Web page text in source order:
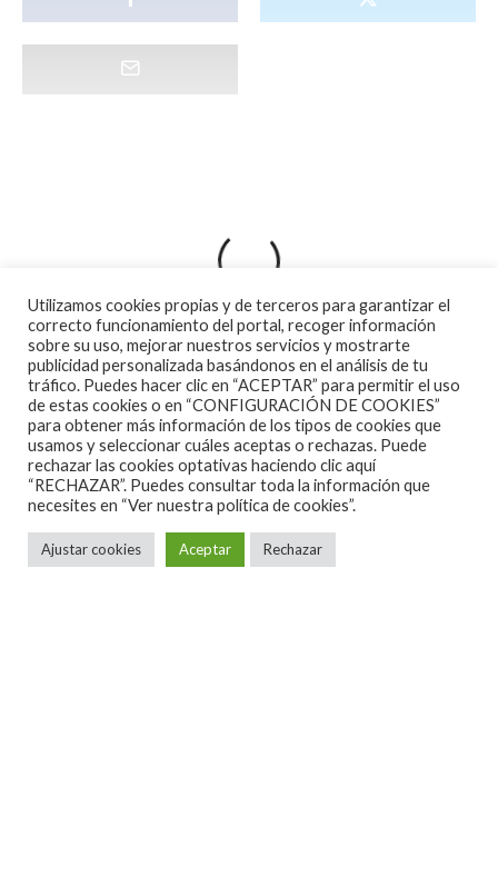
ALGUNAS CANCIONES CONCIERTOS ESPAÑA 2026
Utilizamos cookies propias y de terceros para garantizar el
correcto funcionamiento del portal, recoger información
sobre su uso, mejorar nuestros servicios y mostrarte
publicidad personalizada basándonos en el análisis de tu
tráfico. Puedes hacer clic en “ACEPTAR” para permitir el uso
de estas cookies o en “CONFIGURACIÓN DE COOKIES”
para obtener más información de los tipos de cookies que
usamos y seleccionar cuáles aceptas o rechazas. Puede
rechazar las cookies optativas haciendo clic aquí
“RECHAZAR”. Puedes consultar toda la información que
necesites en “Ver nuestra política de cookies”.
Ajustar cookies Aceptar Rechazar